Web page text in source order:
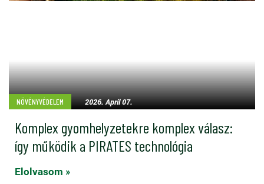
NÖVÉNYVÉDELEM 2026. April 07.
Komplex gyomhelyzetekre komplex válasz:
így működik a PIRATES technológia
Elolvasom »